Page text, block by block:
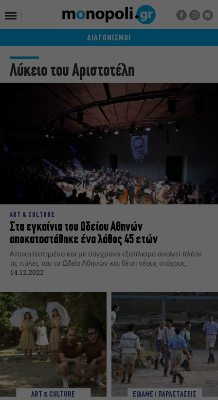
ΔΙΑΓΩΝΙΣΜΟΙ
Λύκειο του Αριστοτέλη
ART & CULTURE
Στα εγκαίνια του Ωδείου Αθηνών
αποκαταστάθηκε ένα λάθος 45 ετών
Αποκατεστημένο και με σύγχρονο εξοπλισμό ανοίγει πλέον
τις πύλες του το Ωδείο Αθηνών και θέτει νέους στόχους.
14.12.2022
ART & CULTURE ΕΙΔΑΜΕ / ΠΑΡΑΣΤΑΣΕΙΣ